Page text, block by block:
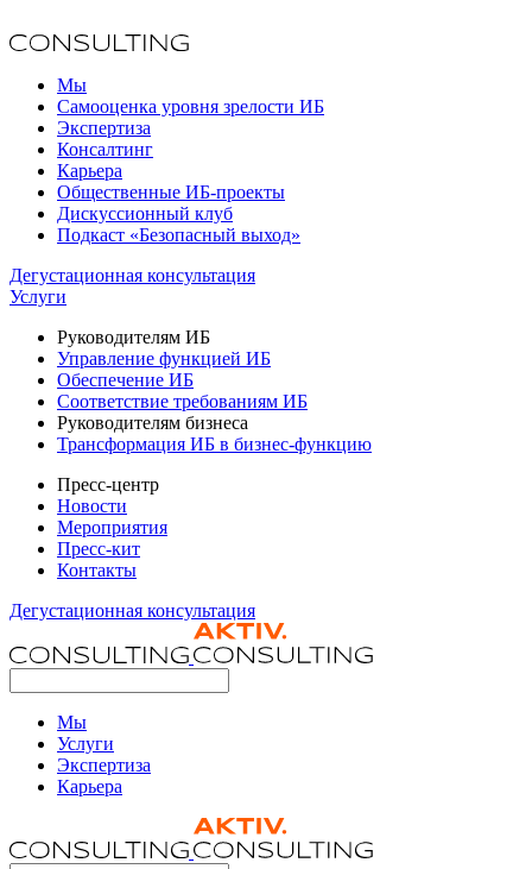
Мы
Самооценка уровня зрелости ИБ
Экспертиза
Консалтинг
Карьера
Общественные ИБ-проекты
Дискуссионный клуб
Подкаст «Безопасный выход»
Дегустационная консультация
Услуги
Руководителям ИБ
Управление функцией ИБ
Обеспечение ИБ
Соответствие требованиям ИБ
Руководителям бизнеса
Трансформация ИБ в бизнес-функцию
Пресс-центр
Новости
Мероприятия
Пресс-кит
Контакты
Дегустационная консультация
Мы
Услуги
Экспертиза
Карьера